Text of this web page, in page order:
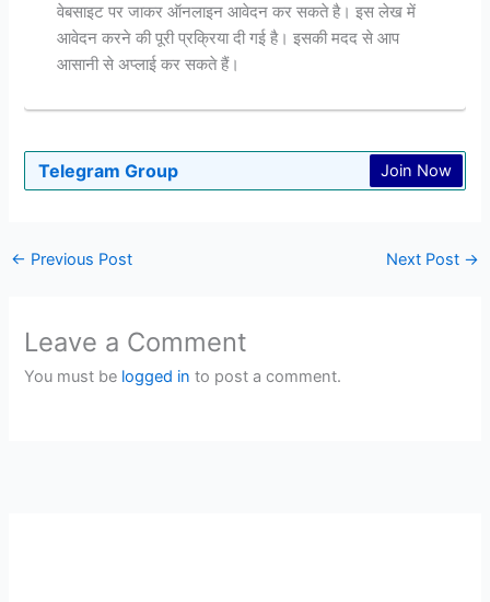
वेबसाइट पर जाकर ऑनलाइन आवेदन कर सकते है। इस लेख में
आवेदन करने की पूरी प्रक्रिया दी गई है। इसकी मदद से आप
आसानी से अप्लाई कर सकते हैं।
Telegram Group Join Now
← Previous Post Next Post →
Leave a Comment
You must be logged in to post a comment.